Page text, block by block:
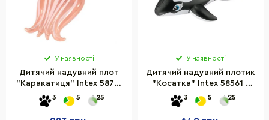
У наявності
Дитячий надувний плот
"Каракатиця" Intex 58731
розмір 198х132 см
3 5 25
У наявності
Дитячий надувний плотик
"Косатка" Intex 58561 з
ручками, 188×122 см
3 5 25